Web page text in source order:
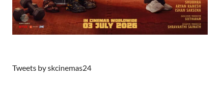
Tweets by skcinemas24